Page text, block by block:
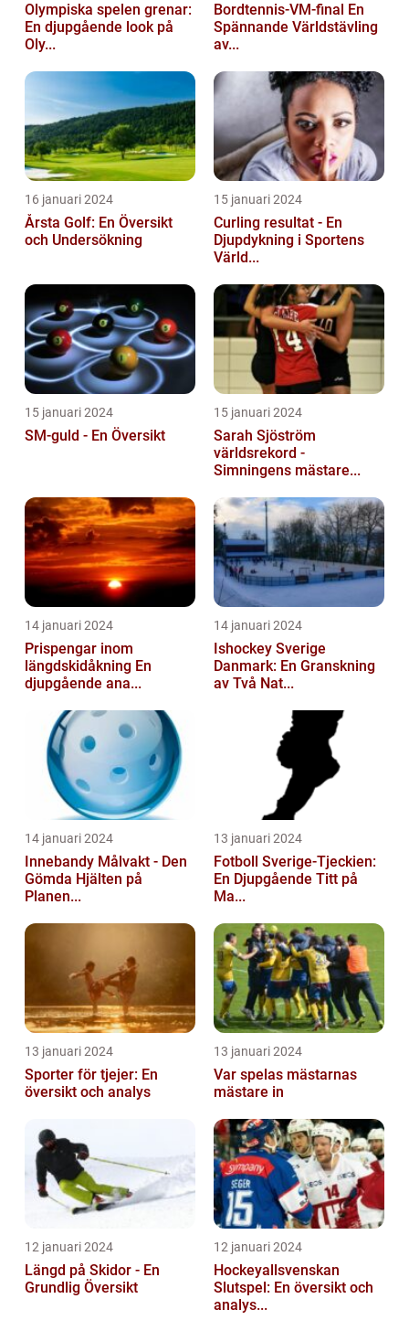
Olympiska spelen grenar:
En djupgående look på
Oly...
Bordtennis-VM-final En
Spännande Världstävling
av...
16 januari 2024
Årsta Golf: En Översikt
och Undersökning
15 januari 2024
Curling resultat - En
Djupdykning i Sportens
Värld...
15 januari 2024
SM-guld - En Översikt
15 januari 2024
Sarah Sjöström
världsrekord -
Simningens mästare...
14 januari 2024
Prispengar inom
längdskidåkning En
djupgående ana...
14 januari 2024
Ishockey Sverige
Danmark: En Granskning
av Två Nat...
14 januari 2024
Innebandy Målvakt - Den
Gömda Hjälten på
Planen...
13 januari 2024
Fotboll Sverige-Tjeckien:
En Djupgående Titt på
Ma...
13 januari 2024
Sporter för tjejer: En
översikt och analys
13 januari 2024
Var spelas mästarnas
mästare in
12 januari 2024
Längd på Skidor - En
Grundlig Översikt
12 januari 2024
Hockeyallsvenskan
Slutspel: En översikt och
analys...